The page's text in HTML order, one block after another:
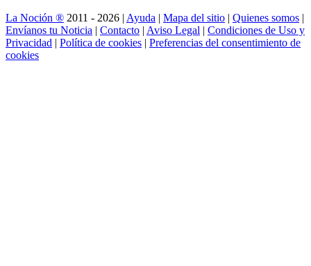
La Noción ® 2011 - 2026 | Ayuda | Mapa del sitio | Quienes somos |
Envíanos tu Noticia | Contacto | Aviso Legal | Condiciones de Uso y
Privacidad | Política de cookies | Preferencias del consentimiento de
cookies